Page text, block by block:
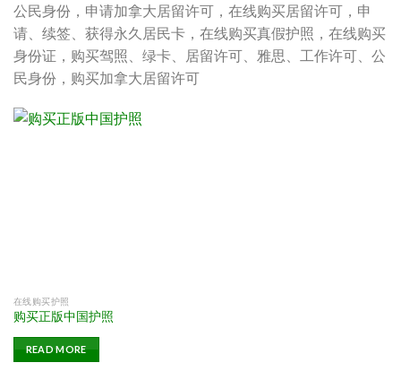
公民身份，申请加拿大居留许可，在线购买居留许可，申
请、续签、获得永久居民卡，在线购买真假护照，在线购买
身份证，购买驾照、绿卡、居留许可、雅思、工作许可、公
民身份，购买加拿大居留许可
在线购买护照
购买正版中国护照
READ MORE